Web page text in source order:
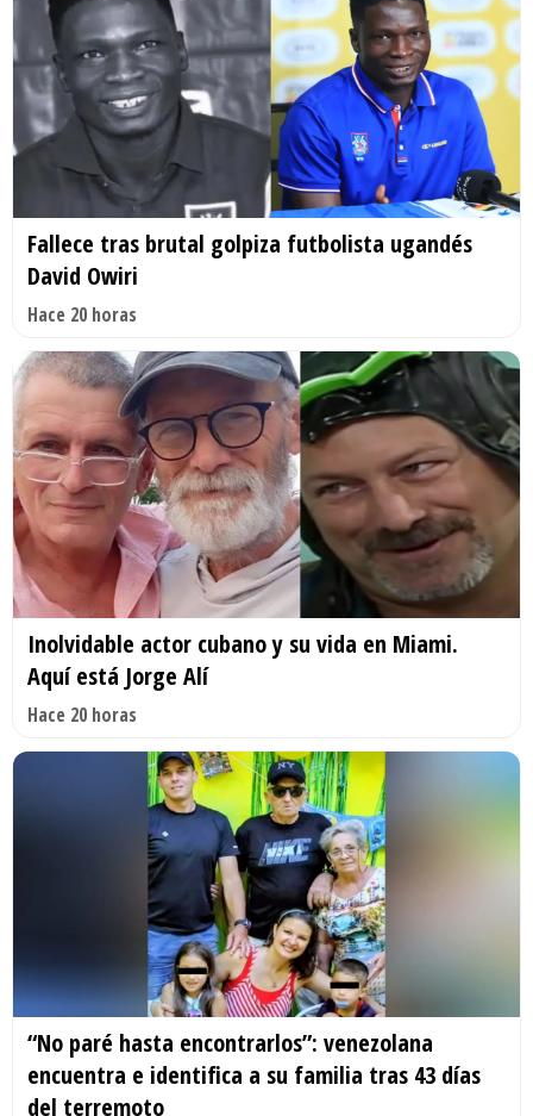
Fallece tras brutal golpiza futbolista ugandés
David Owiri
Hace 20 horas
Inolvidable actor cubano y su vida en Miami.
Aquí está Jorge Alí
Hace 20 horas
“No paré hasta encontrarlos”: venezolana
encuentra e identifica a su familia tras 43 días
del terremoto